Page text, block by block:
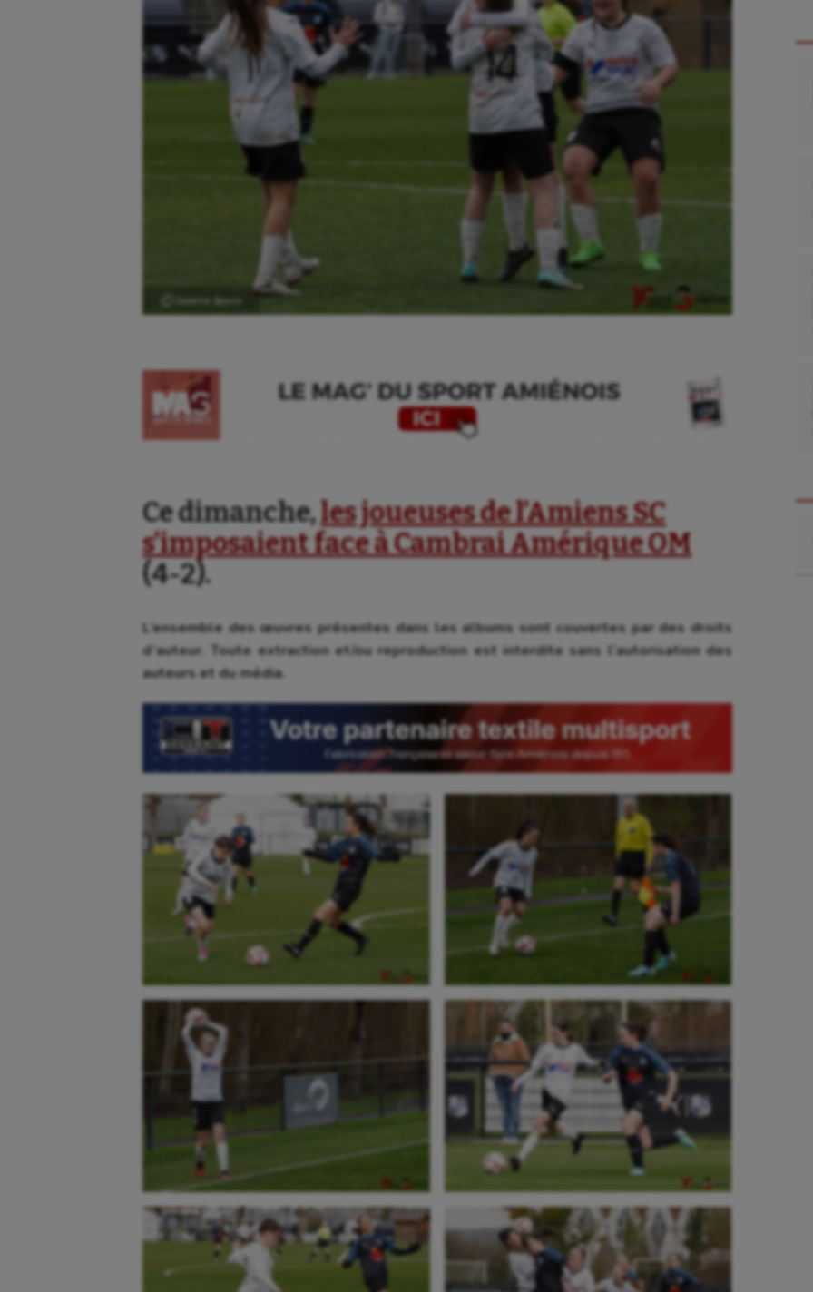
Aéronautique
Athlétisme
Auto
Aviron
Equitation
Escalade
Kayak-polo
Korfbal
Longue paume
Moto
Ⓒ Gazette Sports
Ce dimanche, les joueuses de l’Amiens SC
s’imposaient face à Cambrai Amérique OM
(4-2).
L’ensemble des œuvres présentes dans les albums sont couvertes par des droits
d’auteur. Toute extraction et/ou reproduction est interdite sans l’autorisation des
auteurs et du média.